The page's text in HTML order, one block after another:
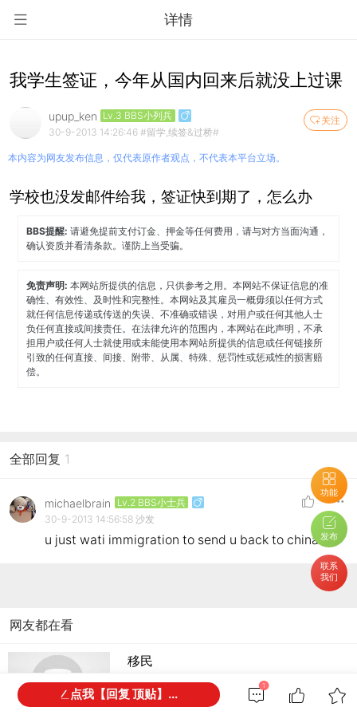
详情
功能
发布
联系
我们
我学生签证，今年从国内回来后就没上过课
关注
upup_ken Lv.3 BBS小列兵
30-9-2013 14:26:46 #留学,续签&过桥#
本内容为网友发布信息，仅代表原作者观点，不代表本平台立场。
学校也没发邮件给我，签证快到期了，怎么办
BBS提醒:请避免提前支付订金、押金等任何费用，请与对方当面沟通，
确认资质并看清条款。谨防上当受骗。
免责声明:本网站所提供的信息，只供参考之用。本网站不保证信息的准
确性、有效性、及时性和完整性。本网站及其雇员一概毋须以任何方式
就任何信息传递或传送的失误、不准确或错误，对用户或任何其他人士
负任何直接或间接责任。在法律允许的范围内，本网站在此声明，不承
担用户或任何人士就使用或未能使用本网站所提供的信息或任何链接所
引致的任何直接、间接、附带、从属、特殊、惩罚性或惩戒性的损害赔
偿。
全部回复 1
michaelbrain
Lv.2 BBS小士兵
30-9-2013 14:56:58 沙发
u just wati immigration to send u back to china
网友都在看
移民
1
点我【回复 顶贴】...